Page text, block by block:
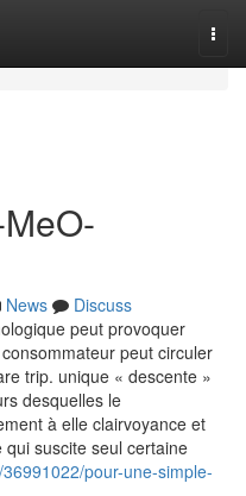
News
Discuss
peut provoquer
peut circuler
trip. unique « descente »
desquelles le
à elle clairvoyance et
qui suscite seul certaine
pour-une-simple-